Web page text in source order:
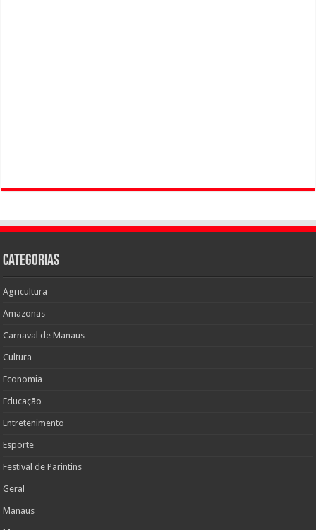
Categorias
Agricultura
Amazonas
Carnaval de Manaus
Cultura
Economia
Educação
Entretenimento
Esporte
Festival de Parintins
Geral
Manaus